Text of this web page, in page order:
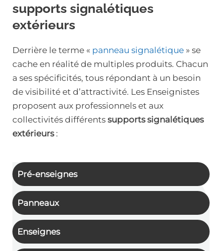
supports signalétiques
extérieurs
Derrière le terme « panneau signalétique » se
cache en réalité de multiples produits. Chacun
a ses spécificités, tous répondant à un besoin
de visibilité et d’attractivité. Les Enseignistes
proposent aux professionnels et aux
collectivités différents supports signalétiques
extérieurs:
Pré-enseignes
Panneaux
Enseignes